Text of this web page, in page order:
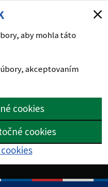
aby mohla táto
akceptovaním
cookies
cookies